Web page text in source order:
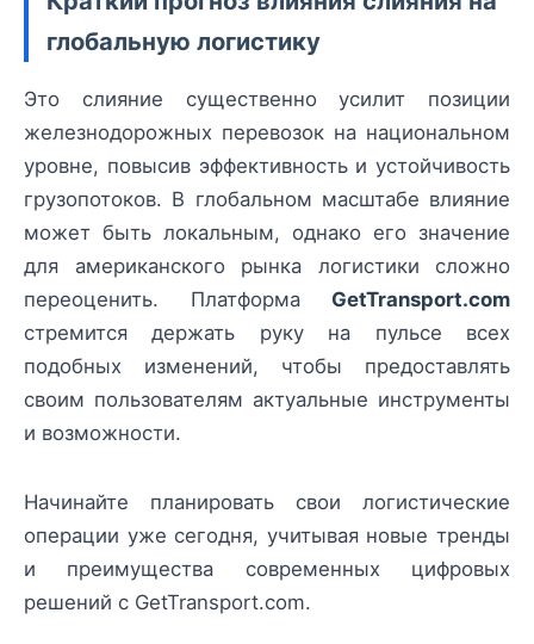
глобальную логистику
Это слияние существенно усилит позиции
железнодорожных перевозок на национальном
уровне, повысив эффективность и устойчивость
грузопотоков. В глобальном масштабе влияние
может быть локальным, однако его значение
для американского рынка логистики сложно
переоценить. Платформа GetTransport.com
стремится держать руку на пульсе всех
подобных изменений, чтобы предоставлять
своим пользователям актуальные инструменты
и возможности.
Начинайте планировать свои логистические
операции уже сегодня, учитывая новые тренды
и преимущества современных цифровых
решений с GetTransport.com.